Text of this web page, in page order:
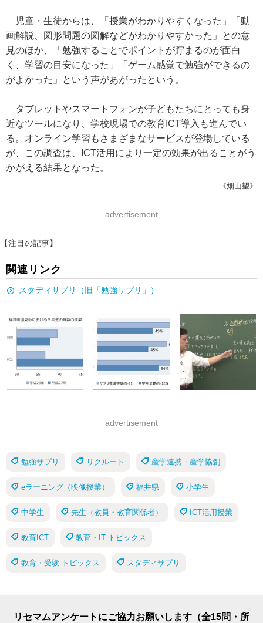
児童・生徒からは、「授業がわかりやすくなった」「動
画解説、図形問題の図解などがわかりやすかった」との意
見のほか、「勉強することでポイントが貯まるのが面白
く、学習の目安になった」「ゲーム感覚で勉強ができるの
がよかった」という声があがったという。
タブレットやスマートフォンが子どもたちにとっても身
近なツールになり、学校現場での教育ICT導入も進んでい
る。オンライン学習もさまざまなサービスが登場している
が、この調査は、ICT活用により一定の効果が出ることがう
かがえる結果となった。
《畑山望》
advertisement
【注目の記事】
関連リンク
スタディサプリ（旧「勉強サプリ」）
advertisement
勉強サプリ リクルート 産学連携・産学協創
eラーニング（映像授業） 福井県 小学生
中学生 先生（教員・教育関係者） ICT活用授業
教育ICT 教育・IT トピックス
教育・受験 トピックス スタディサプリ
リセマムアンケートにご協力お願いします（全15問・所